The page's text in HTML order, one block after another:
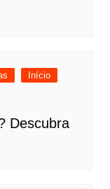
Início
Descubra